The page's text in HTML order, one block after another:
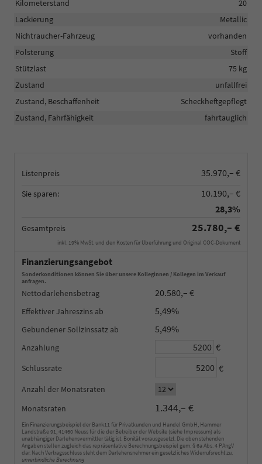
Listenpreis 35.970,– €
Sie sparen:
10.190,– €
28,3%
Gesamtpreis 25.780,– €
inkl. 19% MwSt. und den Kosten für Überführung und Original COC-Dokument
Finanzierungsangebot
Sonderkonditionen können Sie über unsere Kolleginnen / Kollegen im Verkauf
anfragen.
Nettodarlehensbetrag 20.580,– €
Effektiver Jahreszins 5,49%
Gebundener Sollzinssatz 5,49%
Anzahlung €
Schlussrate €
Anzahl der Monatsraten
Monatsraten
1.344,– €
Ein Finanzierungsbeispiel der Bank11 für Privatkunden und Handel GmbH, Hammer
Landstraße 91, 41460 Neuss für die der Betreiber der Website (siehe Impressum) als
unabhängiger Darlehensvermittler tätig ist. Bonität vorausgesetzt. Die oben stehenden
Angaben stellen zugleich das repräsentative Berechnungsbeispiel gem. § 6a Abs. 4 PAngV
dar. Nach Vertragsschluss steht dem Darlehensnehmer ein gesetzliches Widerrufsrecht zu.
unverbindliche Berechnung
Kilometerstand
20
Lackierung
Metallic
Nichtraucher-Fahrzeug
vorhanden
Polsterung
Stoff
Stützlast
75 kg
Zustand
unfallfrei
Zustand, Beschaffenheit
Scheckheftgepflegt
Zustand, Fahrfähigkeit
fahrtauglich